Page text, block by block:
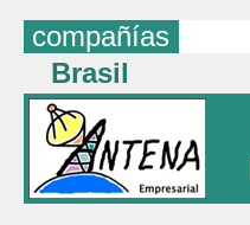
compañías
Brasil